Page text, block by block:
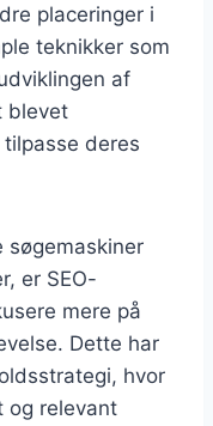
placeringer i
teknikker som
af
blevet
deres
søgemaskiner
er SEO-
mere på
Dette har
hvor
og relevant